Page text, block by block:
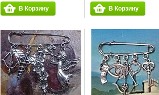
В Корзину В Корзину